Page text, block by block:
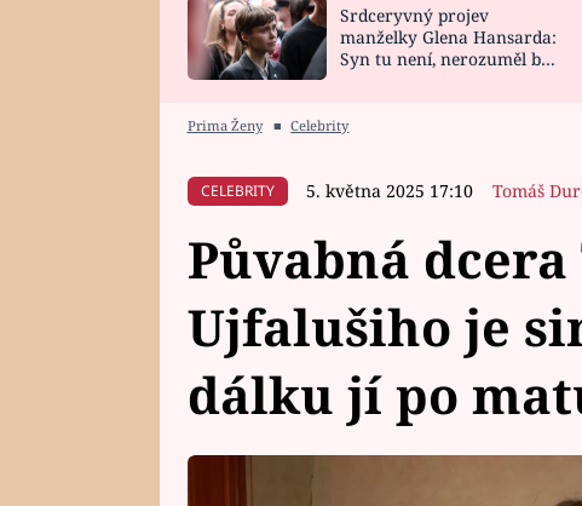
HOROSKOP NA
CELEBRITY
VAŘENÍ
Srdceryvný projev
manželky Glena Hansarda:
Syn tu není, nerozuměl by
Prima Ženy ■ Celebrity
CELEBRITY 5. května 2025 17:10 Tomáš
Půvabná dcera
Ujfalušiho je
dálku jí po